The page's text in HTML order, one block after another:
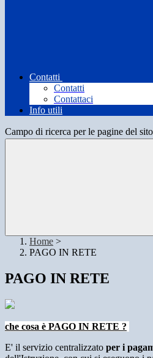
Contatti
Contatti
Contattaci
Info utili
Campo di ricerca per le pagine del sito
Home >
PAGO IN RETE
PAGO IN RETE
che cosa è PAGO IN RETE ?
E' il servizio centralizzato per i